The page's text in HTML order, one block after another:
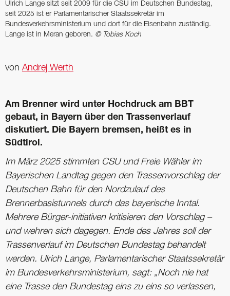
Ulrich Lange sitzt seit 2009 für die CSU im Deutschen Bundestag,
seit 2025 ist er Parlamentarischer Staatssekretär im
Bundesverkehrsministerium und dort für die Eisenbahn zuständig.
Lange ist in Meran geboren. © Tobias Koch
von Andrej Werth
Am Brenner wird unter Hochdruck am BBT
gebaut, in Bayern über den Trassenverlauf
diskutiert. Die Bayern bremsen, heißt es in
Südtirol.
Im März 2025 stimmten CSU und Freie Wähler im
Bayerischen Landtag gegen den Trassenvorschlag der
Deutschen Bahn für den Nordzulauf des
Brennerbasistunnels durch das bayerische Inntal.
Mehrere Bürger-initiativen kritisieren den Vorschlag –
und wehren sich dagegen. Ende des Jahres soll der
Trassenverlauf im Deutschen Bundestag behandelt
werden. Ulrich Lange, Parlamentarischer Staatssekretär
im Bundesverkehrsministerium, sagt: „Noch nie hat
eine Trasse den Bundestag eins zu eins so verlassen,